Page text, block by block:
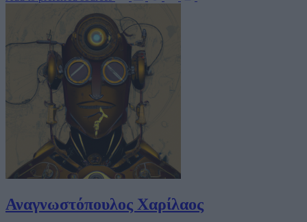
Αναγνωστόπουλος Χαρίλαος